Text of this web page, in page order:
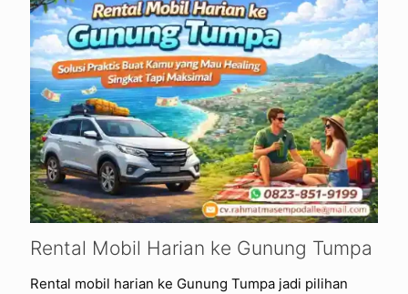
Rental Mobil Harian ke Gunung Tumpa
Rental mobil harian ke Gunung Tumpa jadi pilihan